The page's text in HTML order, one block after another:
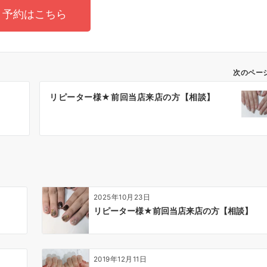
予約はこちら
次のペー
リピーター様★前回当店来店の方【相談】
2025年10月23日
リピーター様★前回当店来店の方【相談】
2019年12月11日